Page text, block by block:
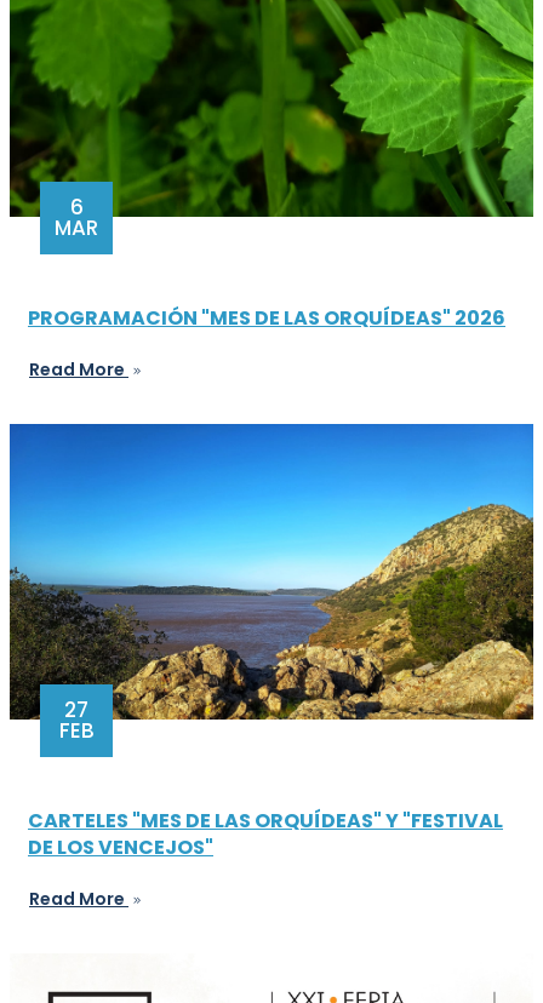
6
MAR
PROGRAMACIÓN "MES DE LAS ORQUÍDEAS" 2026
Read More
27
FEB
CARTELES "MES DE LAS ORQUÍDEAS" Y "FESTIVAL
DE LOS VENCEJOS"
Read More